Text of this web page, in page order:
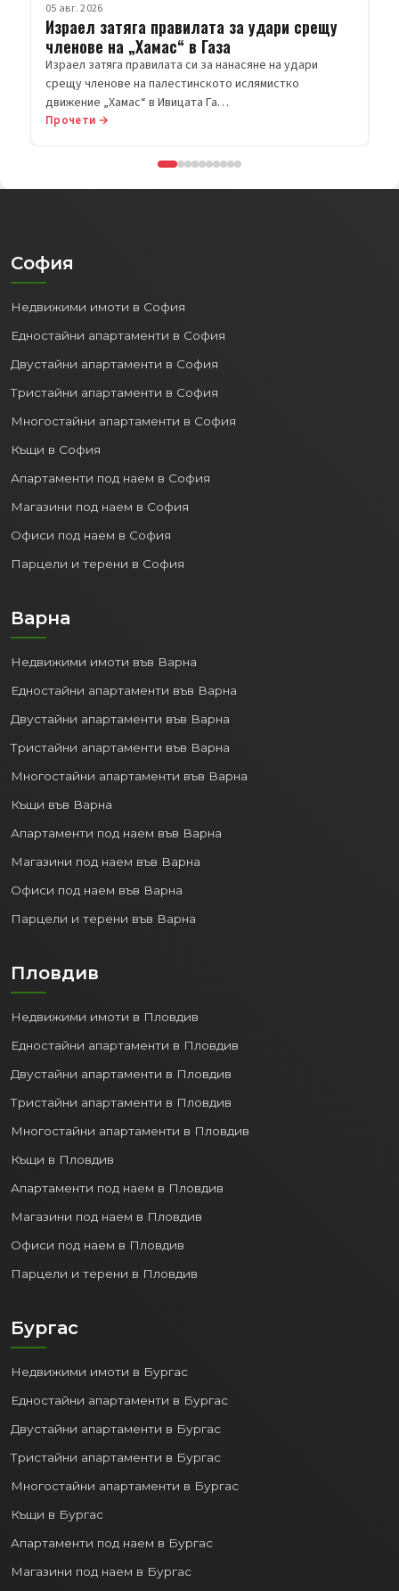
Прочети →
София
Недвижими имоти в София
Едностайни апартаменти в София
Двустайни апартаменти в София
Тристайни апартаменти в София
Многостайни апартаменти в София
Къщи в София
Апартаменти под наем в София
Магазини под наем в София
Офиси под наем в София
Парцели и терени в София
Варна
Недвижими имоти във Варна
Едностайни апартаменти във Варна
Двустайни апартаменти във Варна
Тристайни апартаменти във Варна
Многостайни апартаменти във Варна
Къщи във Варна
Апартаменти под наем във Варна
Магазини под наем във Варна
Офиси под наем във Варна
Парцели и терени във Варна
Пловдив
Недвижими имоти в Пловдив
Едностайни апартаменти в Пловдив
Двустайни апартаменти в Пловдив
Тристайни апартаменти в Пловдив
Многостайни апартаменти в Пловдив
Къщи в Пловдив
Апартаменти под наем в Пловдив
Магазини под наем в Пловдив
Офиси под наем в Пловдив
Парцели и терени в Пловдив
Бургас
Недвижими имоти в Бургас
Едностайни апартаменти в Бургас
Двустайни апартаменти в Бургас
Тристайни апартаменти в Бургас
Многостайни апартаменти в Бургас
Къщи в Бургас
Апартаменти под наем в Бургас
Магазини под наем в Бургас